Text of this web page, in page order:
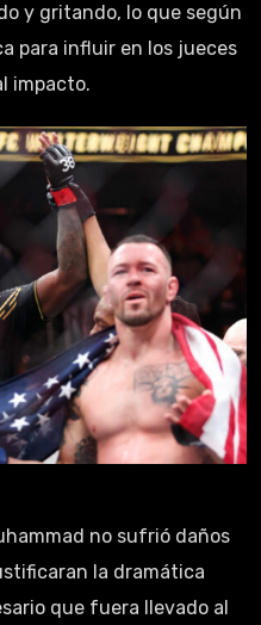
y gritando, lo que según
para influir en los jueces
impacto.
no sufrió daños
la dramática
que fuera llevado al